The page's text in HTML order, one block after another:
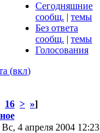
Сегодняшние
сообщ. | темы
Без ответа
сообщ. | темы
Голосования
(вкл)
16 > »]
Вс, 4 апреля 2004 12:23